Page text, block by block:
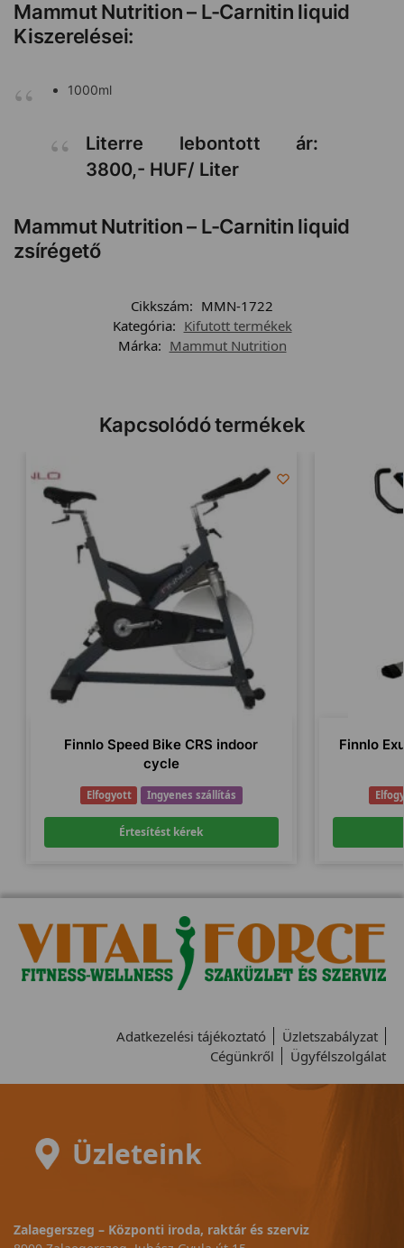
Mammut Nutrition – L-Carnitin liquid
Kiszerelései:
1000ml
Literre lebontott ár:
3800,- HUF/ Liter
Mammut Nutrition – L-Carnitin liquid
zsírégető
Cikkszám: MMN-1722
Kategória: Kifutott termékek
Márka: Mammut Nutrition
Kapcsolódó termékek
Finnlo Speed Bike CRS indoor
cycle
Elfogyott Ingyenes szállítás
Értesítést kérek
Finnlo
Adatkezelési tájékoztató
Üzletszabályzat
Cégünkről
Ügyfélszolgálat
Üzleteink
Zalaegerszeg – Központi iroda, raktár és szerviz